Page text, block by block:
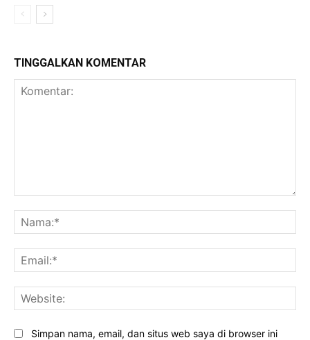
TINGGALKAN KOMENTAR
Simpan nama, email, dan situs web saya di browser ini